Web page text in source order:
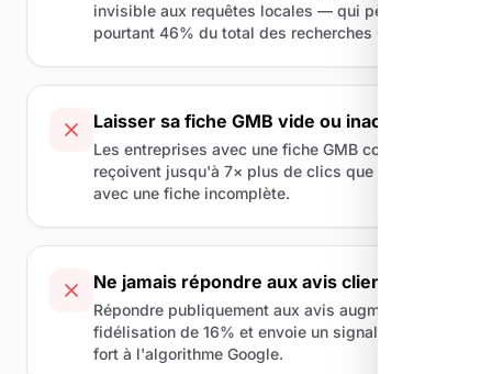
invisible aux requêtes locales — qui pèsent
pourtant 46% du total des recherches Google.
Laisser sa fiche GMB vide ou inactive
Les entreprises avec une fiche GMB complète
reçoivent jusqu'à 7× plus de clics que celles
avec une fiche incomplète.
Ne jamais répondre aux avis clients
Répondre publiquement aux avis augmente la
fidélisation de 16% et envoie un signal positif
fort à l'algorithme Google.